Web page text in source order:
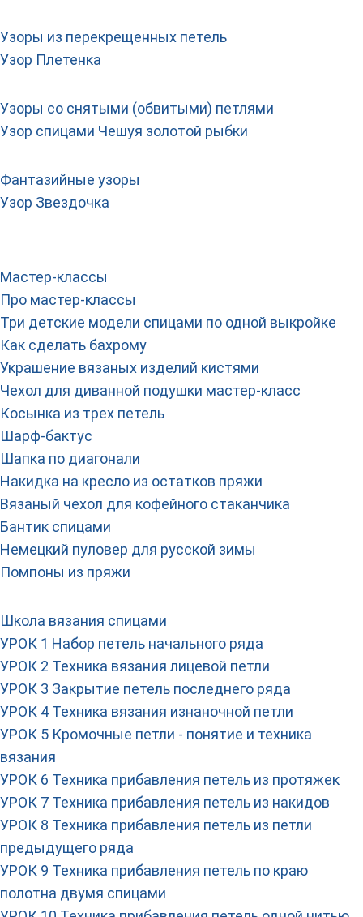
Узоры из перекрещенных петель
Узор Плетенка
Узоры со снятыми (обвитыми) петлями
Узор спицами Чешуя золотой рыбки
Фантазийные узоры
Узор Звездочка
Мастер-классы
Про мастер-классы
Три детские модели спицами по одной выкройке
Как сделать бахрому
Украшение вязаных изделий кистями
Чехол для диванной подушки мастер-класс
Косынка из трех петель
Шарф-бактус
Шапка по диагонали
Накидка на кресло из остатков пряжи
Вязаный чехол для кофейного стаканчика
Бантик спицами
Немецкий пуловер для русской зимы
Помпоны из пряжи
Школа вязания спицами
УРОК 1 Набор петель начального ряда
УРОК 2 Техника вязания лицевой петли
УРОК 3 Закрытие петель последнего ряда
УРОК 4 Техника вязания изнаночной петли
УРОК 5 Кромочные петли - понятие и техника
вязания
УРОК 6 Техника прибавления петель из протяжек
УРОК 7 Техника прибавления петель из накидов
УРОК 8 Техника прибавления петель из петли
предыдущего ряда
УРОК 9 Техника прибавления петель по краю
полотна двумя спицами